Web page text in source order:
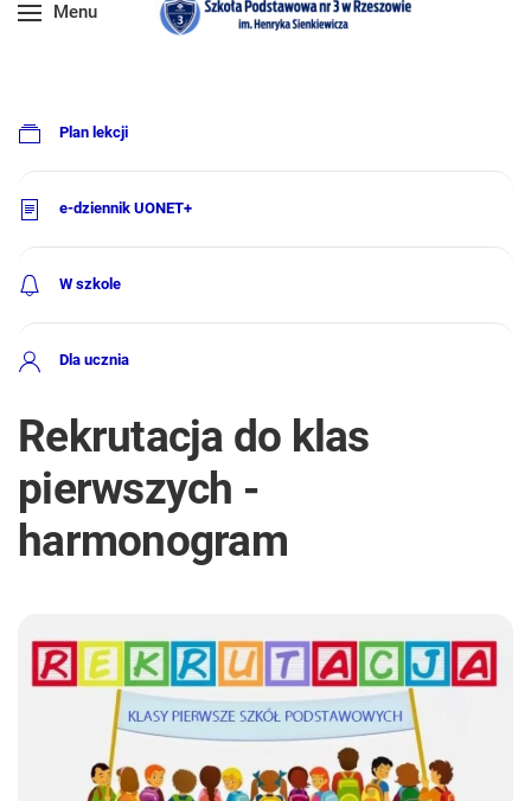
Menu
Plan lekcji
e-dziennik UONET+
W szkole
Dla ucznia
Rekrutacja do klas
pierwszych -
harmonogram